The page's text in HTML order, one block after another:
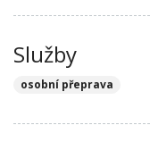
Služby
osobní přeprava